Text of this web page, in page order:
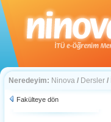
Neredeyim: Ninova / Dersler /
Fakülteye dön